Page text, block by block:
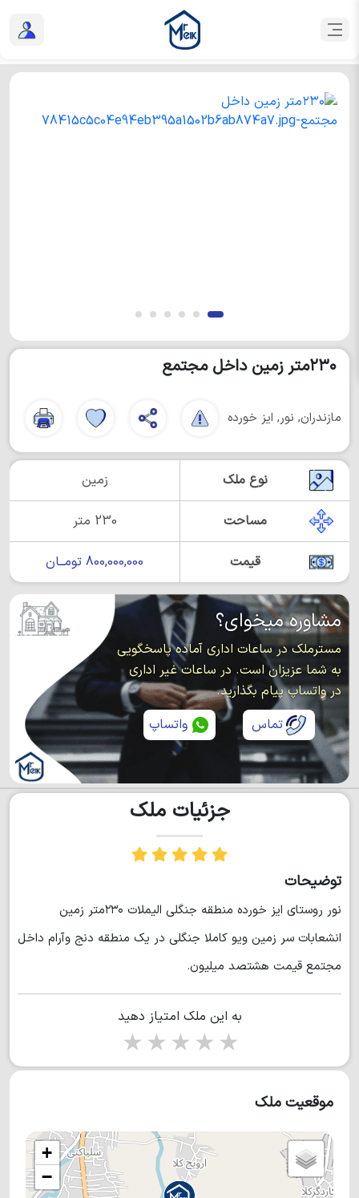
مازندران, نور, ایز خورده
نوع ملک زمین
مساحت 230 متر
قیمت 800,000,000 تومــان
مشاوره میخوای؟
مسترملک در ساعات اداری آماده پاسخگویی
به شما عزیزان است. در ساعات غیر اداری
در واتساپ پیام بگذارید.
تماس
واتساپ
جزئیات ملک
توضیحات
نور روستای ایز خورده منطقه جنگلی الیملات ۲۳۰متر زمین
انشعابات سر زمین ویو کاملا جنگلی در یک منطقه دنج وآرام داخل
مجتمع قیمت هشتصد میلیون.
به این ملک امتیاز دهید
5 stars
4 stars
3 stars
2 stars
موقعیت ملک
+
−